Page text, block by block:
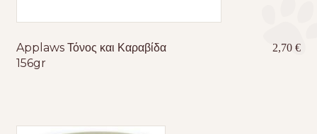
Applaws Τόνος και Καραβίδα
156gr
2,70€